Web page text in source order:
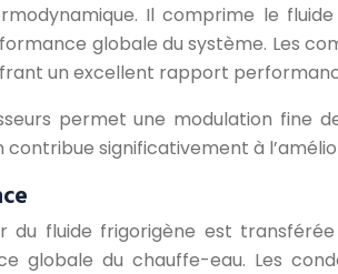
Il comprime le
globale du système. Les
un excellent rapport
permet une modulation fine
significativement à
du fluide frigorigène est
du chauffe-eau. Les